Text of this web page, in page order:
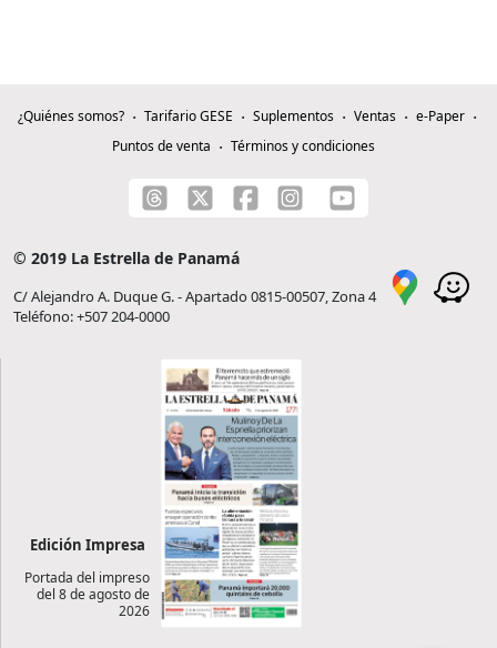
¿Quiénes somos? Tarifario GESE Suplementos Ventas
e-Paper
Puntos de venta
Términos y condiciones
© 2019 La Estrella de Panamá
C/ Alejandro A. Duque G. - Apartado 0815-00507, Zona 4
Teléfono: +507 204-0000
Edición Impresa
Portada del impreso
del 8 de agosto de
2026